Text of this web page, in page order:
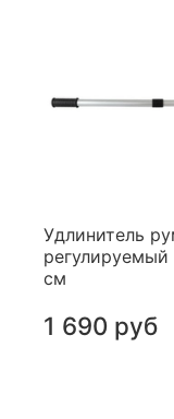
Удлинитель
регулируемый
см
1 690 руб